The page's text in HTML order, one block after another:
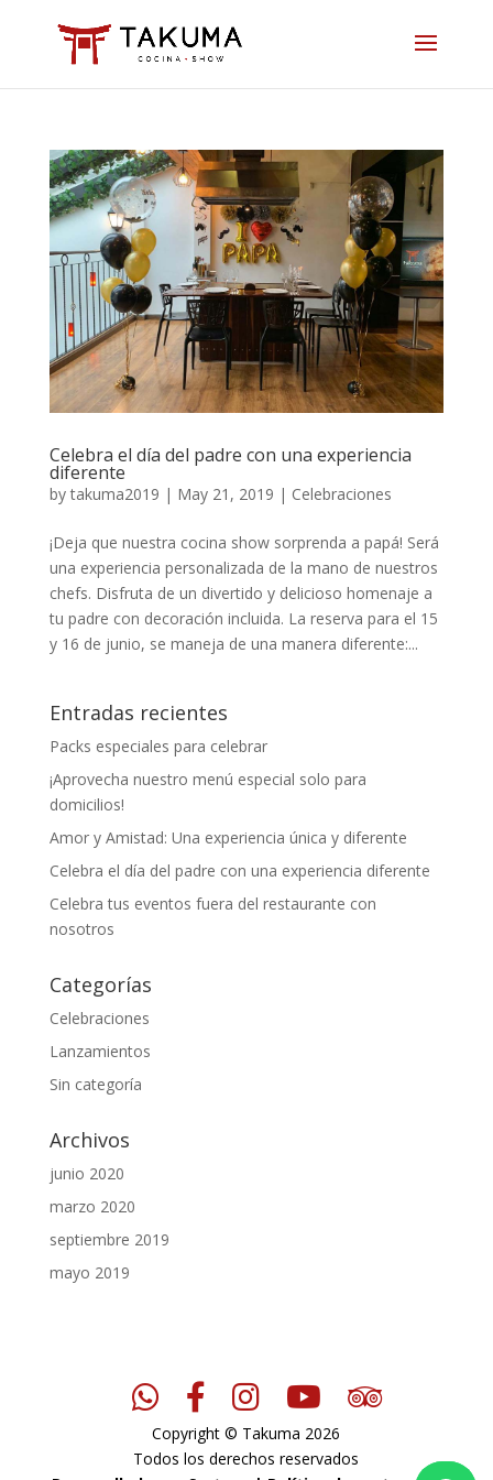
Celebra el día del padre con una experiencia
diferente
bytakuma2019 | May 21, 2019 | Celebraciones
¡Deja que nuestra cocina show sorprenda a papá! Será
una experiencia personalizada de la mano de nuestros
chefs. Disfruta de un divertido y delicioso homenaje a
tu padre con decoración incluida. La reserva para el 15
y 16 de junio, se maneja de una manera diferente:...
Entradas recientes
Packs especiales para celebrar
¡Aprovecha nuestro menú especial solo para
domicilios!
Amor y Amistad: Una experiencia única y diferente
Celebra el día del padre con una experiencia diferente
Celebra tus eventos fuera del restaurante con
nosotros
Categorías
Celebraciones
Lanzamientos
Sin categoría
Archivos
junio 2020
marzo 2020
septiembre 2019
mayo 2019
Copyright © Takuma 2026
Todos los derechos reservados